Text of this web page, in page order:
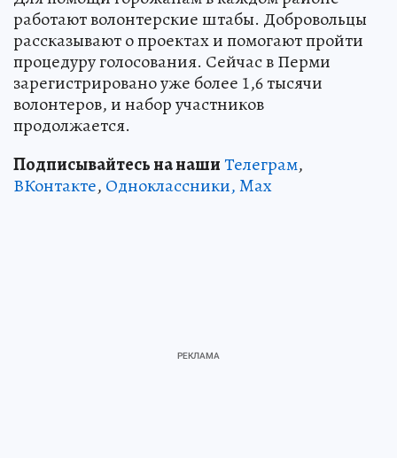
работают волонтерские штабы. Добровольцы
рассказывают о проектах и помогают пройти
процедуру голосования. Сейчас в Перми
зарегистрировано уже более 1,6 тысячи
волонтеров, и набор участников
продолжается.
Подписывайтесь на нашиТелеграм,
ВКонтакте, Одноклассники,Max